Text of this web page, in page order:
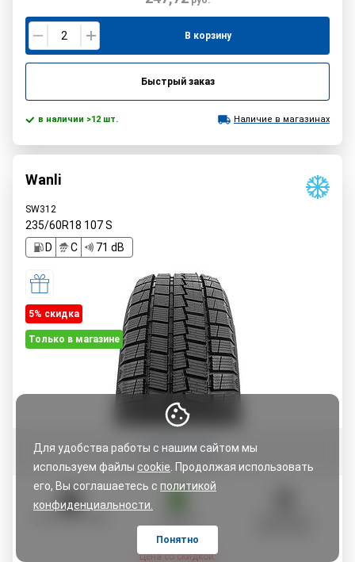
Для удобства работы с нашим сайтом мы
используем файлы cookie . Продолжая использовать
его, Вы соглашаетесь с политикой
конфиденциальности.
Понятно
В корзину
Быстрый заказ
в наличии >12 шт. Наличие в магазинах
Wanli
SW312
235/60R18 107S
D
C 71 dB
5% cкидка
Только в магазине
Оставить отзыв
Цена со скидкой: